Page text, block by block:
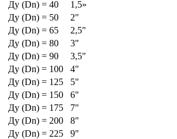
Ду (Dn) = 40
1,5»
Ду (Dn) = 50
2"
Ду (Dn) = 65
2,5"
Ду (Dn) = 80
3"
Ду (Dn) = 90
3,5"
Ду (Dn) = 100
4"
Ду (Dn) = 125
5"
Ду (Dn) = 150
6"
Ду (Dn) = 175
7"
Ду (Dn) = 200
8"
Ду (Dn) = 225
9"